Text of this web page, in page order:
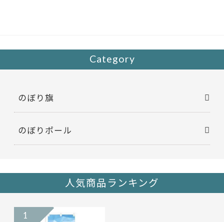
k Category
のぼり旗
のぼりポール
人気商品ランキング
1